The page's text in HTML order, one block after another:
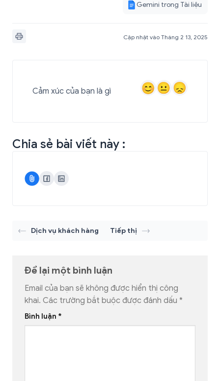
Gemini trong Tài liệu
Cập nhật vào Tháng 2 13, 2025
Cảm xúc của bạn là gì
Chia sẻ bài viết này :
Dịch vụ khách hàng Tiếp thị
Để lại một bình luận
Email của bạn sẽ không được hiển thị công
khai. Các trường bắt buộc được đánh dấu *
Bình luận *